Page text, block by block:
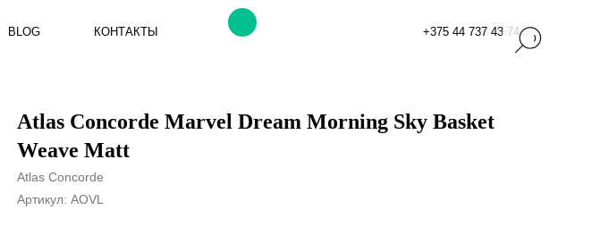
КОНТАКТЫ
Atlas Concorde Marvel Dream Morning Sky Basket
Weave Matt
Atlas Concorde
Артикул: AOVL